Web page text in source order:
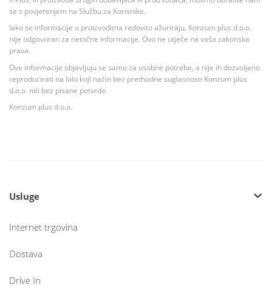
se s povjerenjem na Službu za Korisnike.
Iako se informacije o proizvodima redovito ažuriraju, Konzum plus d.o.o.
nije odgovoran za netočne informacije. Ovo ne utječe na vaša zakonska
prava.
Ove informacije objavljuju se samo za osobne potrebe, a nije ih dozvoljeno
reproducirati na bilo koji način bez prethodne suglasnosti Konzum plus
d.o.o. niti bez pisane potvrde.
Konzum plus d.o.o.
Usluge
Internet trgovina
Dostava
Drive In